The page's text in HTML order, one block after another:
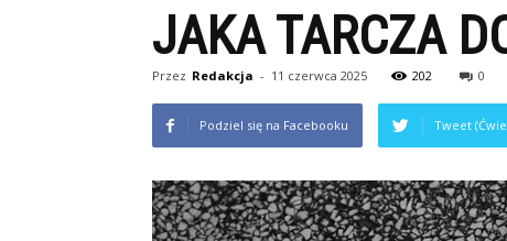
JAKA TARCZA
Przez Redakcja - 11 czerwca 2025 202 0
Podziel się na Facebooku Tweet